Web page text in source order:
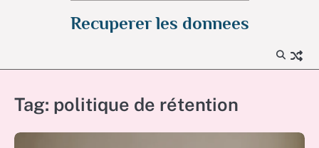
Recuperer les donnees
Tag: politique de rétention